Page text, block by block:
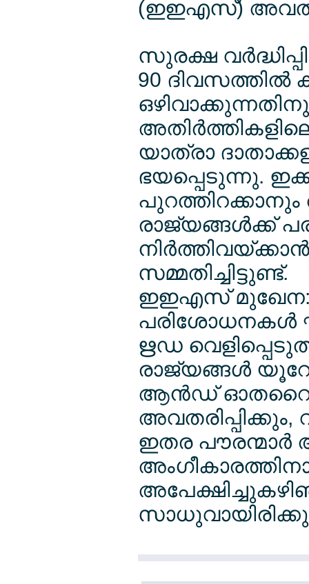
(ഇഇഎസ്)
സുരക്ഷ
90
യാത്രാ
ഭയപ്പെടുന്നു.
പുറത്തിറക്കാനും
രാജ്യങ്ങള്‍ക്ക്
സമ്മതിച്ചിട്ടുണ്ട്.
ഇഇഎസ് മുഖേന:
പരിശോധനകള്‍
ഋഡ
രാജ്യങ്ങള്‍
ആന്‍ഡ്
അവതരിപ്പിക്കും,
ഇതര